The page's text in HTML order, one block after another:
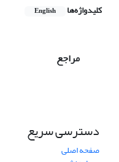
کلیدواژه‌ها English
مراجع
دسترسی سریع
صفحه اصلی